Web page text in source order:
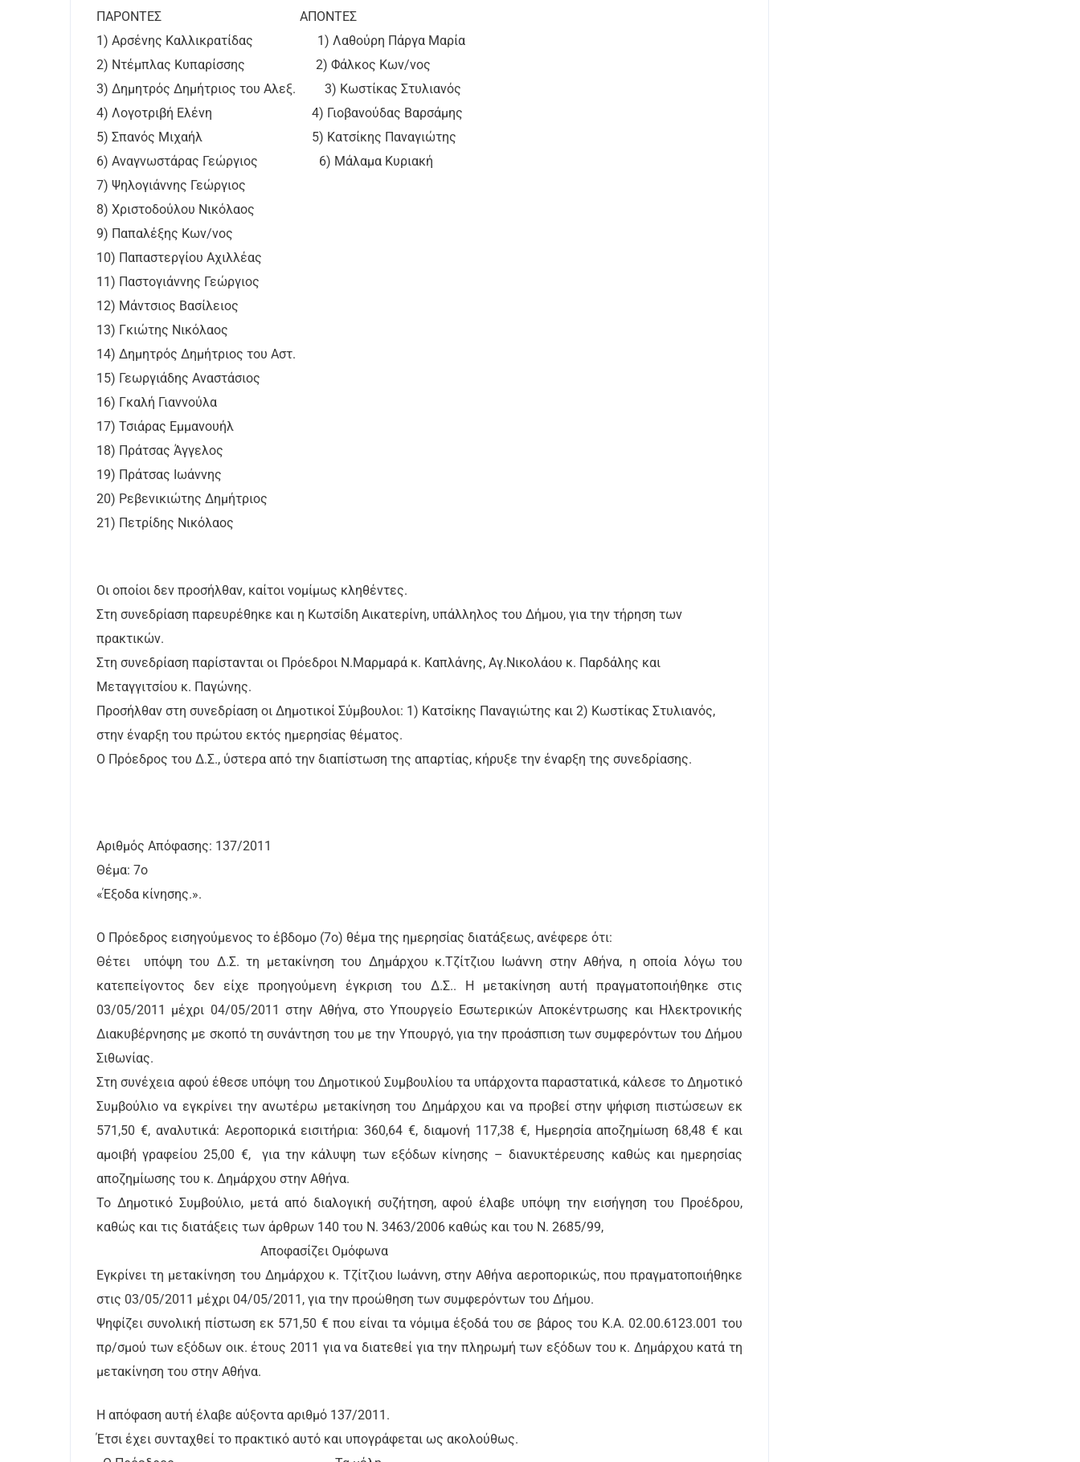
ΠΑΡΟΝΤΕΣ ΑΠΟΝΤΕΣ
1) Αρσένης Καλλικρατίδας 1) Λαθούρη Πάργα Μαρία
2) Ντέμπλας Κυπαρίσσης 2) Φάλκος Κων/νος
3) Δημητρός Δημήτριος του Αλεξ. 3) Κωστίκας Στυλιανός
4) Λογοτριβή Ελένη 4) Γιοβανούδας Βαρσάμης
5) Σπανός Μιχαήλ 5) Κατσίκης Παναγιώτης
6) Αναγνωστάρας Γεώργιος 6) Μάλαμα Κυριακή
7) Ψηλογιάννης Γεώργιος
8) Χριστοδούλου Νικόλαος
9) Παπαλέξης Κων/νος
10) Παπαστεργίου Αχιλλέας
11) Παστογιάννης Γεώργιος
12) Μάντσιος Βασίλειος
13) Γκιώτης Νικόλαος
14) Δημητρός Δημήτριος του Αστ.
15) Γεωργιάδης Αναστάσιος
16) Γκαλή Γιαννούλα
17) Τσιάρας Εμμανουήλ
18) Πράτσας Άγγελος
19) Πράτσας Ιωάννης
20) Ρεβενικιώτης Δημήτριος
21) Πετρίδης Νικόλαος
Οι οποίοι δεν προσήλθαν, καίτοι νομίμως κληθέντες.
Στη συνεδρίαση παρευρέθηκε και η Κωτσίδη Αικατερίνη, υπάλληλος του Δήμου, για την τήρηση των
πρακτικών.
Στη συνεδρίαση παρίστανται οι Πρόεδροι Ν.Μαρμαρά κ. Καπλάνης, Αγ.Νικολάου κ. Παρδάλης και
Μεταγγιτσίου κ. Παγώνης.
Προσήλθαν στη συνεδρίαση οι Δημοτικοί Σύμβουλοι: 1) Κατσίκης Παναγιώτης και 2) Κωστίκας Στυλιανός,
στην έναρξη του πρώτου εκτός ημερησίας θέματος.
Ο Πρόεδρος του Δ.Σ., ύστερα από την διαπίστωση της απαρτίας, κήρυξε την έναρξη της συνεδρίασης.
Αριθμός Απόφασης: 137/2011
Θέμα: 7ο
«Έξοδα κίνησης.».
Ο Πρόεδρος εισηγούμενος το έβδομο (7o) θέμα της ημερησίας διατάξεως, ανέφερε ότι:
Θέτει υπόψη του Δ.Σ. τη μετακίνηση του Δημάρχου κ.Τζίτζιου Ιωάννη στην Αθήνα, η οποία λόγω του
κατεπείγοντος δεν είχε προηγούμενη έγκριση του Δ.Σ.. Η μετακίνηση αυτή πραγματοποιήθηκε στις
03/05/2011 μέχρι 04/05/2011 στην Αθήνα, στο Υπουργείο Εσωτερικών Αποκέντρωσης και Ηλεκτρονικής
Διακυβέρνησης με σκοπό τη συνάντηση του με την Υπουργό, για την προάσπιση των συμφερόντων του Δήμου
Σιθωνίας.
Στη συνέχεια αφού έθεσε υπόψη του Δημοτικού Συμβουλίου τα υπάρχοντα παραστατικά, κάλεσε το Δημοτικό
Συμβούλιο να εγκρίνει την ανωτέρω μετακίνηση του Δημάρχου και να προβεί στην ψήφιση πιστώσεων εκ
571,50 €, αναλυτικά: Αεροπορικά εισιτήρια: 360,64 €, διαμονή 117,38 €, Ημερησία αποζημίωση 68,48 € και
αμοιβή γραφείου 25,00 €, για την κάλυψη των εξόδων κίνησης – διανυκτέρευσης καθώς και ημερησίας
αποζημίωσης του κ. Δημάρχου στην Αθήνα.
Το Δημοτικό Συμβούλιο, μετά από διαλογική συζήτηση, αφού έλαβε υπόψη την εισήγηση του Προέδρου,
καθώς και τις διατάξεις των άρθρων 140 του Ν. 3463/2006 καθώς και του Ν. 2685/99,
Αποφασίζει Ομόφωνα
Εγκρίνει τη μετακίνηση του Δημάρχου κ. Τζίτζιου Ιωάννη, στην Αθήνα αεροπορικώς, που πραγματοποιήθηκε
στις 03/05/2011 μέχρι 04/05/2011, για την προώθηση των συμφερόντων του Δήμου.
Ψηφίζει συνολική πίστωση εκ 571,50 € που είναι τα νόμιμα έξοδά του σε βάρος του Κ.Α. 02.00.6123.001 του
πρ/σμού των εξόδων οικ. έτους 2011 για να διατεθεί για την πληρωμή των εξόδων του κ. Δημάρχου κατά τη
μετακίνηση του στην Αθήνα.
Η απόφαση αυτή έλαβε αύξοντα αριθμό 137/2011.
Έτσι έχει συνταχθεί το πρακτικό αυτό και υπογράφεται ως ακολούθως.